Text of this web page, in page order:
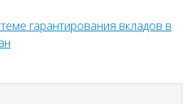
гарантирования вкладов в